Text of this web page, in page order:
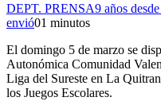
DEPT. PRENSA9 años
envió01 minutos
El domingo 5 de marzo se
Autonómica Comunidad
Liga del Sureste en La
los Juegos Escolares.